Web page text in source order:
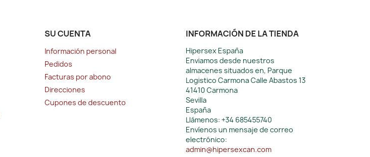
SU CUENTA
Información personal
Pedidos
Facturas por abono
Direcciones
Cupones de descuento
INFORMACIÓN DE LA TIENDA
Hipersex España
Enviamos desde nuestros
almacenes situados en, Parque
Logistico Carmona Calle Abastos 13
41410 Carmona
Sevilla
España
Llámenos: +34 685455740
Envíenos un mensaje de correo
electrónico:
admin@hipersexcan.com